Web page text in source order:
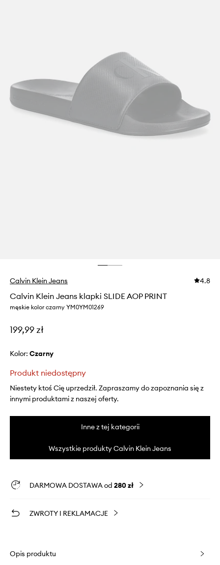
Calvin Klein Jeans 4.8
Calvin Klein Jeans klapki SLIDE AOP PRINT
męskie kolor czarny YM0YM01269
199,99 zł
Kolor: czarny
Produkt niedostępny
Niestety ktoś Cię uprzedził. Zapraszamy do zapoznania się z
innymi produktami z naszej oferty.
Inne z tej kategorii
Wszystkie produkty Calvin Klein Jeans
DARMOWA DOSTAWA od 280 zł
ZWROTY I REKLAMACJE
Opis produktu